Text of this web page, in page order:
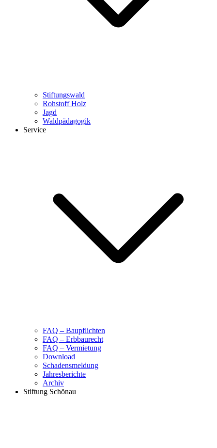
Stiftungswald
Rohstoff Holz
Jagd
Waldpädagogik
Service
FAQ – Baupflichten
FAQ – Erbbaurecht
FAQ – Vermietung
Download
Schadensmeldung
Jahresberichte
Archiv
Stiftung Schönau